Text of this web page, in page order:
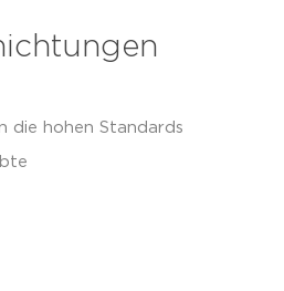
die hohen Standards